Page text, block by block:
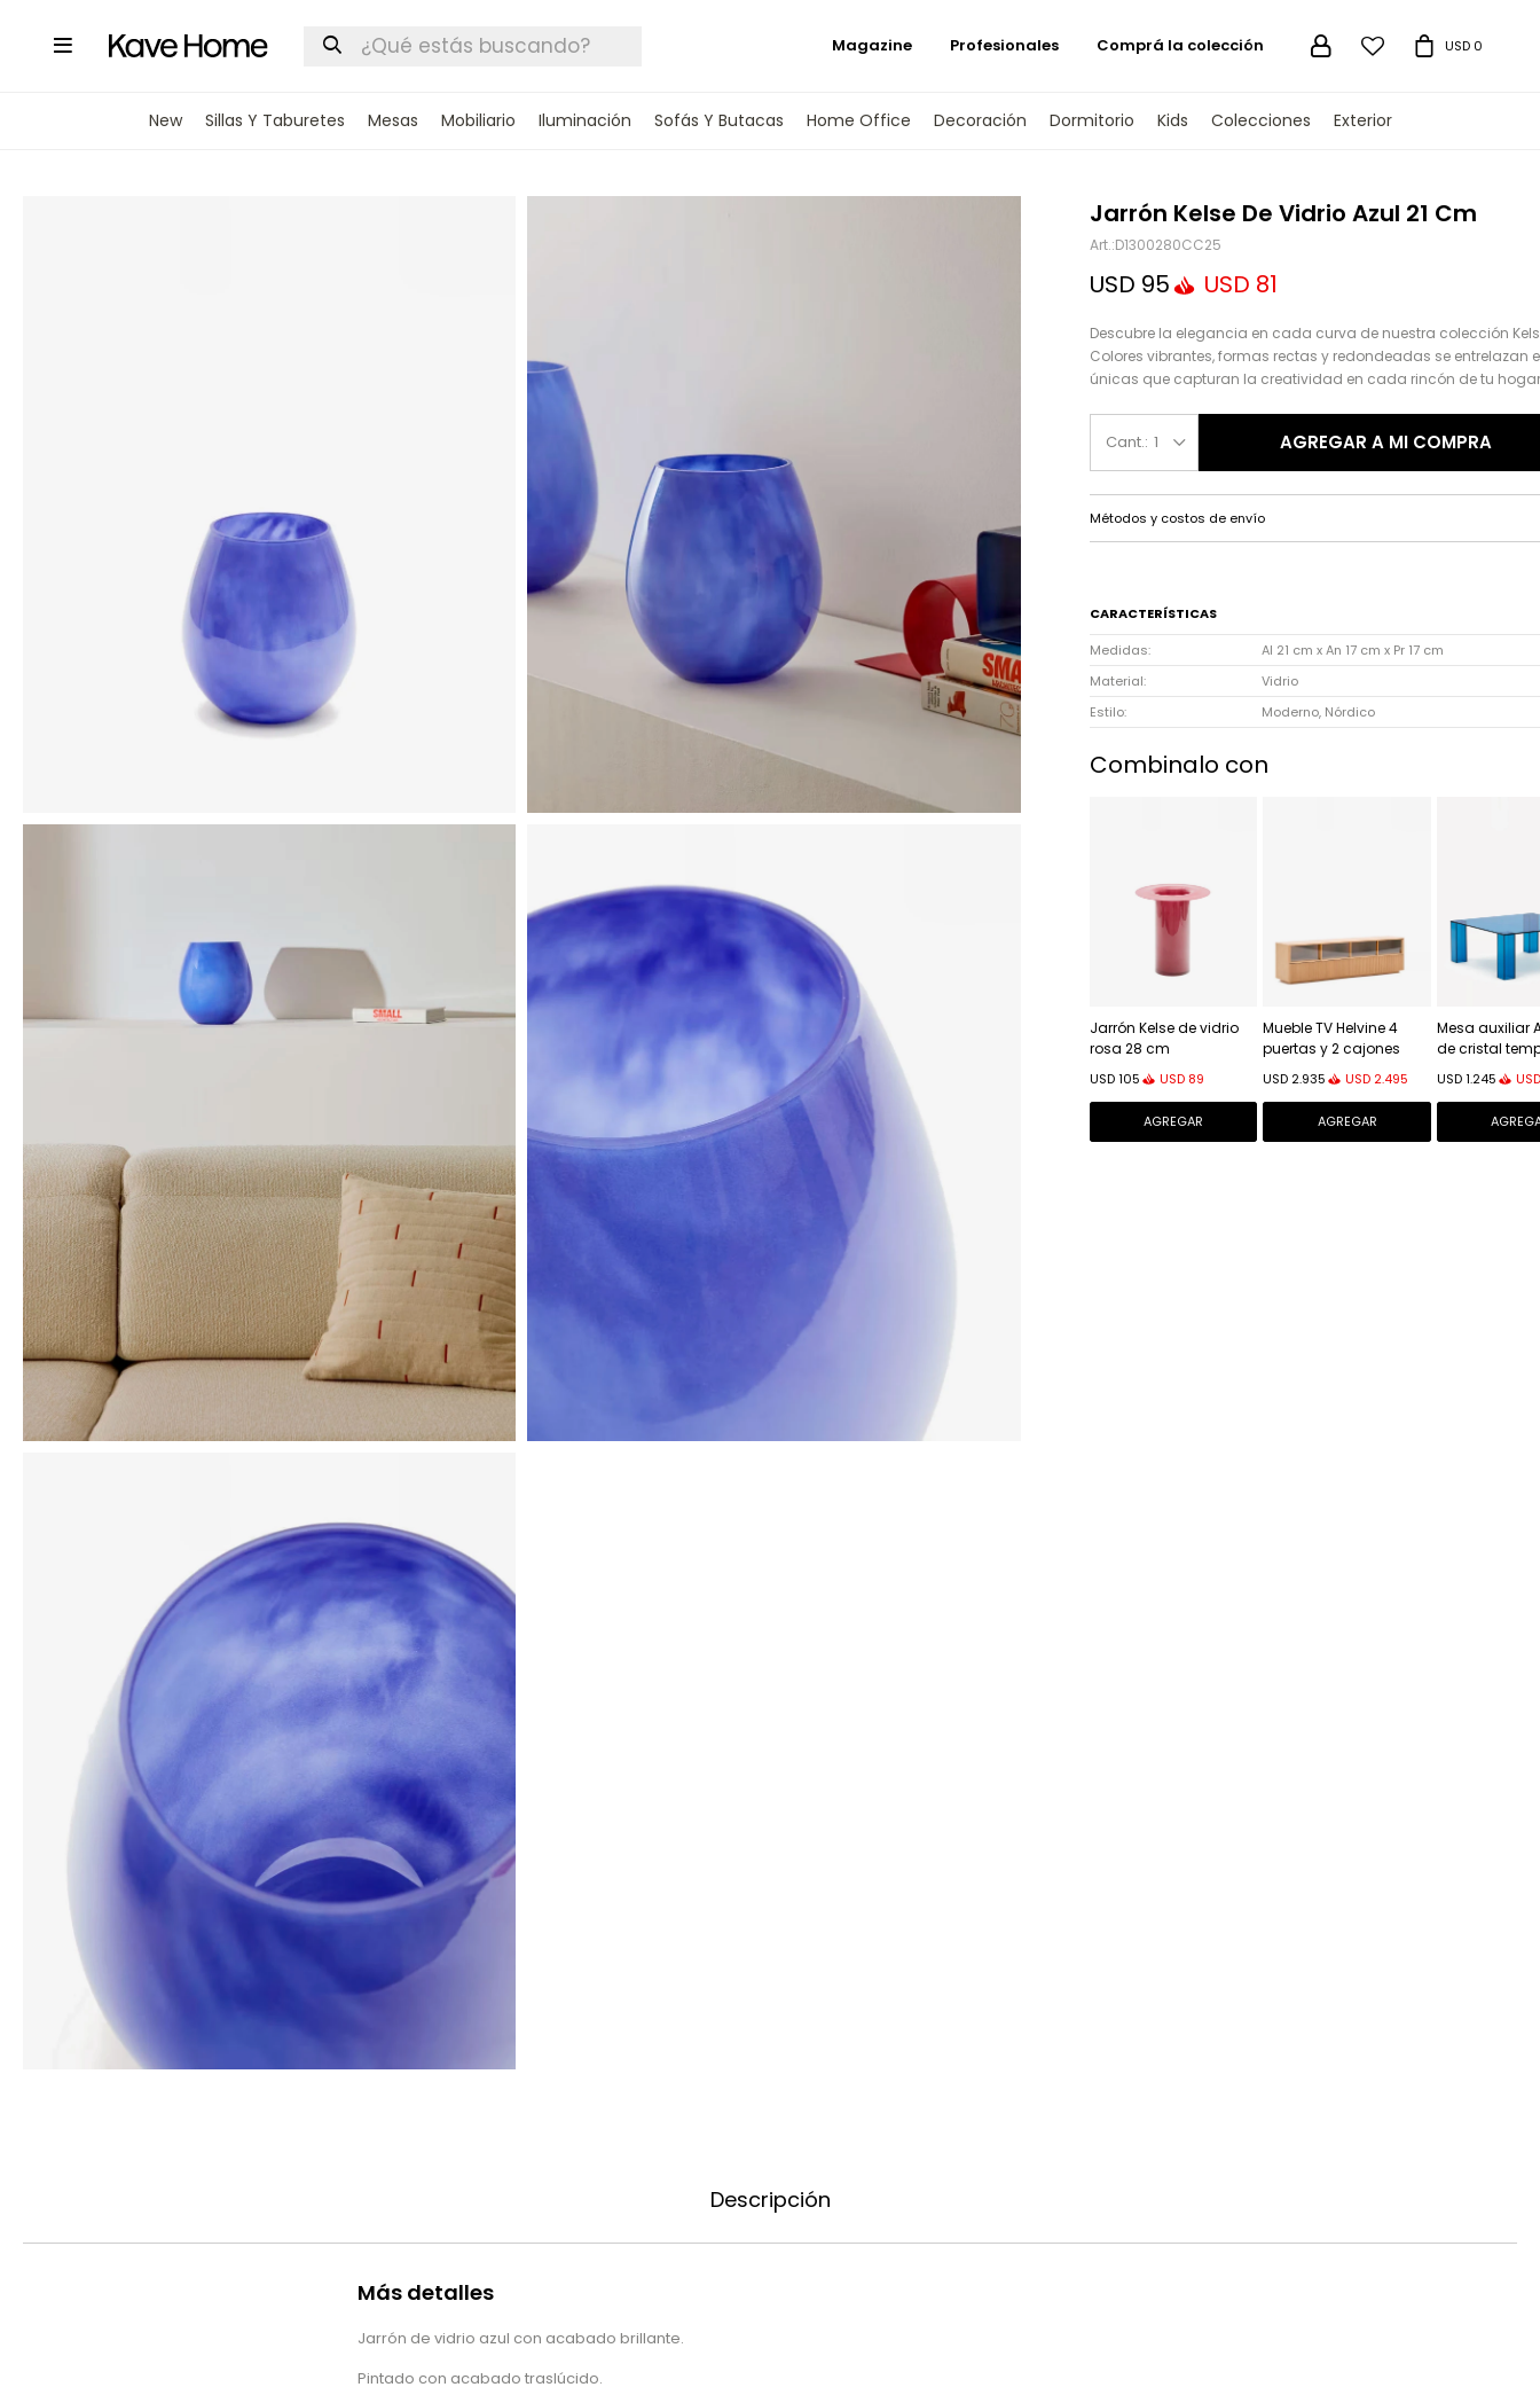

New Sillas Y Taburetes Mesas Mobiliario Iluminación Sofás Y Butacas Home Office Decoración Dormitorio Kids Colecciones Exterior
 USD 0
Magazine Profesionales Comprá la colección
Jarrón Kelse De Vidrio Azul 21 Cm
D1300280CC25
USD 95 USD 81
Descubre la elegancia en cada curva de nuestra colección
Colores vibrantes, formas rectas y redondeadas se entrelazan
únicas que capturan la creatividad en cada rincón de tu
1 AGREGAR A MI COMPRA
Métodos y costos de envío
CARACTERÍSTICAS
Medidas
Al 21 cm x An 17 cm x Pr 17 cm
Material
Vidrio
Estilo
Moderno, Nórdico
Combinalo con
Jarrón Kelse de vidrio
rosa 28 cm
USD105 USD 89
Mueble TV Helvine 4
puertas y 2 cajones
chapa de roble y cristal
templado 200x54cm
FSC 100%
USD 2.935 USD 2.495
Mesa auxiliar
de cristal
azul 85 x 85
USD1.245
Descripción
Más detalles
Jarrón de vidrio azul con acabado brillante.
Pintado con acabado traslúcido.